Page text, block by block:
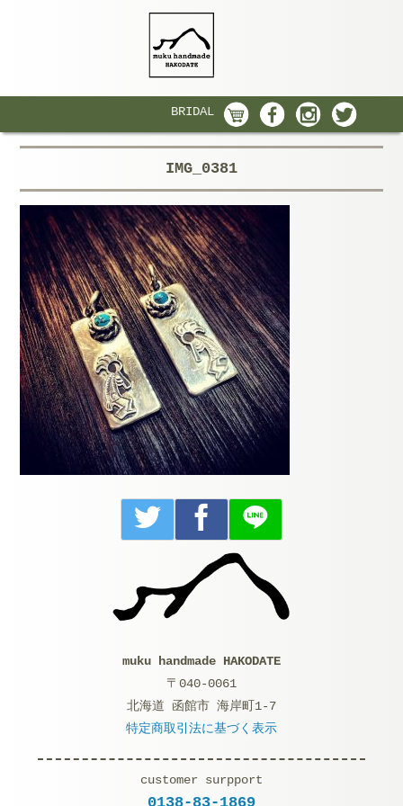
BRIDAL
IMG_0381
muku handmade HAKODATE
〒040-0061
北海道 函館市 海岸町1-7
特定商取引法に基づく表示
customer surpport